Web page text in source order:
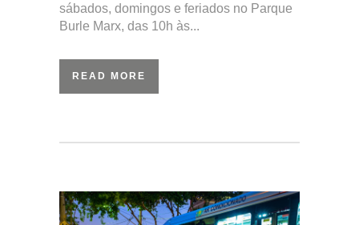
sábados, domingos e feriados no Parque
Burle Marx, das 10h às...
READ MORE